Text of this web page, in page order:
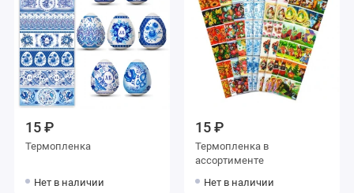
15 ₽
Термопленка
Нет в наличии
15 ₽
Термопленка в
ассортименте
Нет в наличии